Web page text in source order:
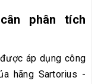
phân tích
áp dụng công
hãng Sartorius -